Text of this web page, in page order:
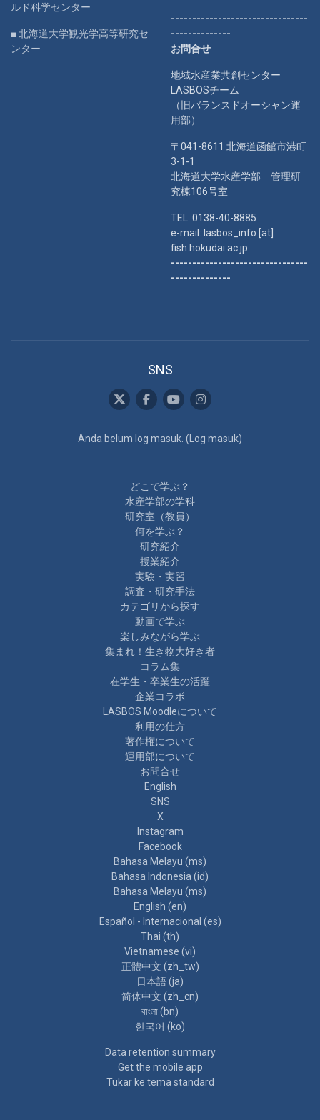
ルド科学センター
■ 北海道大学観光学高等研究セ
ンター
--------------------------------
--------------
お問合せ
地域水産業共創センター
LASBOSチーム
（旧バランスドオーシャン運
用部）
〒041-8611 北海道函館市港町
3-1-1
北海道大学水産学部 管理研
究棟106号室
TEL: 0138-40-8885
e-mail: lasbos_info [at]
fish.hokudai.ac.jp
--------------------------------
--------------
SNS
Anda belum log masuk. ( Log masuk)
どこで学ぶ？
水産学部の学科
研究室（教員）
何を学ぶ？
研究紹介
授業紹介
実験・実習
調査・研究手法
カテゴリから探す
動画で学ぶ
楽しみながら学ぶ
集まれ！生き物大好き者
コラム集
在学生・卒業生の活躍
企業コラボ
LASBOS Moodleについて
利用の仕方
著作権について
運用部について
お問合せ
English
SNS
X
Instagram
Facebook
Bahasa Melayu ‎(ms)‎
Bahasa Indonesia ‎(id)‎
Bahasa Melayu ‎(ms)‎
English ‎(en)‎
Español - Internacional ‎(es)‎
Thai ‎(th)‎
Vietnamese ‎(vi)‎
正體中文 ‎(zh_tw)‎
日本語 ‎(ja)‎
简体中文 ‎(zh_cn)‎
বাংলা ‎(bn)‎
한국어 ‎(ko)‎
Data retention summary
Get the mobile app
Tukar ke tema standard